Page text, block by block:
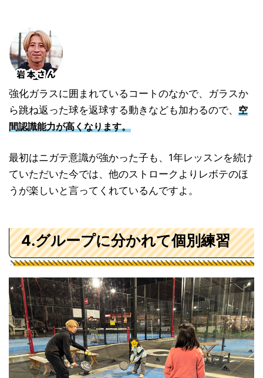
強化ガラスに囲まれているコートのなかで、ガラスか
ら跳ね返った球を返球する動きなども加わるので、 空
間認識能力が高くなります。
最初はニガテ意識が強かった子も、1年レッスンを続け
ていただいた今では、他のストロークよりレボテのほ
うが楽しいと言ってくれているんですよ。
4.グループに分かれて個別練習